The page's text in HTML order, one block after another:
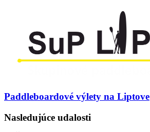
Paddleboardové výlety na Liptove
Nasledujúce udalosti